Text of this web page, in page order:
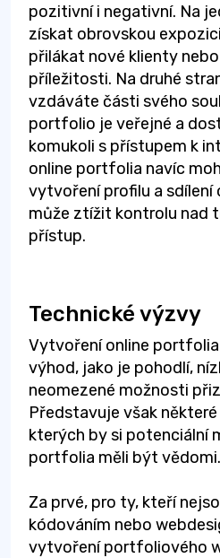
pozitivní i negativní. Na
získat obrovskou
přilákat nové klienty
příležitosti. Na druhé
vzdáváte části svého
portfolio je veřejné a
komukoli s přístupem k
online portfolia navíc
vytvoření profilu a sdílení
může ztížit kontrolu nad
přístup.
Technické výzvy
Vytvoření online
výhod, jako je pohodlí,
neomezené možnosti
Představuje však
kterých by si potenciální
portfolia měli být vědomi.
Za prvé, pro ty, kteří
kódováním nebo
vytvoření portfoliového